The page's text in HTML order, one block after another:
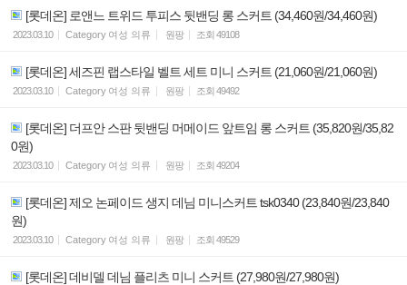
[롯데온] 로앤느 트위드 투피스 뒷밴딩 롱 스커트 (34,460원/34,460원)
2023.03.10 Category 여성 의류 원팡 조회 49108
[롯데온] 세즈핀 랩스타일 벨트 세트 미니 스커트 (21,060원/21,060원)
2023.03.10 Category 여성 의류 원팡 조회 49492
[롯데온] 더프안 스판 뒷밴딩 머메이드 앞트임 롱 스커트 (35,820원/35,82
0원)
2023.03.10 Category 여성 의류 원팡 조회 49204
[롯데온] 제오 논페이드 생지 데님 미니스커트 tsk0340 (23,840원/23,840
원)
2023.03.10 Category 여성 의류 원팡 조회 49529
[롯데온] 데비델 데님 플리츠 미니 스커트 (27,980원/27,980원)